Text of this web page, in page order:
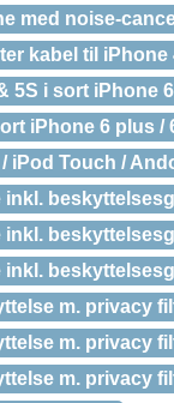
med noise-
kabel til iPhone
i sort iPhone 6
iPhone 6 plus /
iPod Touch /
m. privacy
m. privacy
m. privacy